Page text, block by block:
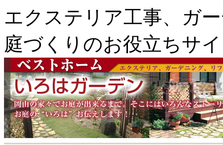
エクステリア工事、ガ
庭づくりのお役立ちサ